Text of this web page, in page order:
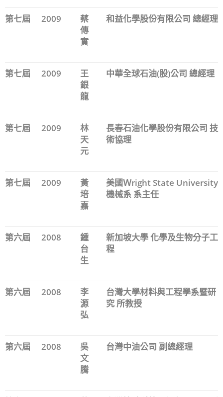
第七屆 2009
蔡
傳
實
和益化學股份有限公司 總經理
第七屆 2009
王
銀
龍
中華全球石油(股)公司 總經理
第七屆 2009
林
天
元
長春石油化學股份有限公司 技
術協理
第七屆 2009
黃
培
嘉
美國Ｗright State University
機械系 系主任
第六屆 2008
鍾
台
生
新加坡大學 化學及生物分子工
程
第六屆 2008
李
源
弘
台灣大學材料與工程學系暨研
究 所教授
第六屆 2008
吳
文
騰
台灣中油公司 副總經理